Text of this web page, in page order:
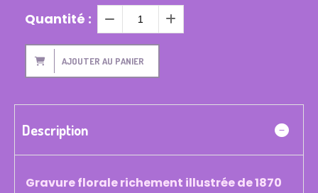
Quantité :
AJOUTER AU PANIER
Description
Gravure florale richement illustrée de 1870